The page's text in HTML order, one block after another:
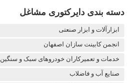
دسته بندی دایرکتوری مشاغل
ابزارآلات و ابزار صنعتی
انجمن کابینت سازان اصفهان
خدمات و تعمیرکاران خودروهای سبک و سنگین
صنایع آب و فاضلاب